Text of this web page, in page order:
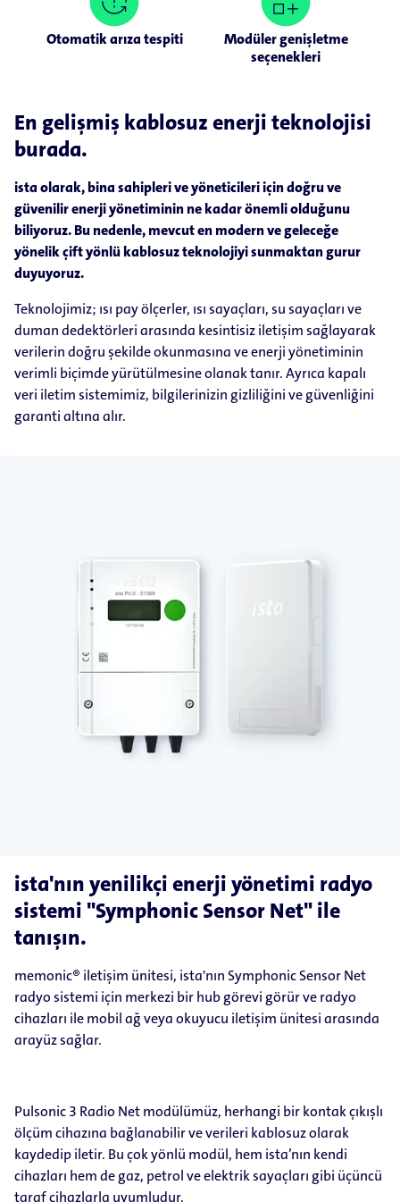
Otomatik arıza tespiti
Modüler genişletme
seçenekleri
En gelişmiş kablosuz enerji teknolojisi
burada.
ista olarak, bina sahipleri ve yöneticileri için doğru ve
güvenilir enerji yönetiminin ne kadar önemli olduğunu
biliyoruz. Bu nedenle, mevcut en modern ve geleceğe
yönelik çift yönlü kablosuz teknolojiyi sunmaktan gurur
duyuyoruz.
Teknolojimiz; ısı pay ölçerler, ısı sayaçları, su sayaçları ve
duman dedektörleri arasında kesintisiz iletişim sağlayarak
verilerin doğru şekilde okunmasına ve enerji yönetiminin
verimli biçimde yürütülmesine olanak tanır. Ayrıca kapalı
veri iletim sistemimiz, bilgilerinizin gizliliğini ve güvenliğini
garanti altına alır.
ista'nın yenilikçi enerji yönetimi radyo
sistemi "Symphonic Sensor Net" ile
tanışın.
memonic® iletişim ünitesi, ista'nın Symphonic Sensor Net
radyo sistemi için merkezi bir hub görevi görür ve radyo
cihazları ile mobil ağ veya okuyucu iletişim ünitesi arasında
arayüz sağlar.
Pulsonic 3 Radio Net modülümüz, herhangi bir kontak çıkışlı
ölçüm cihazına bağlanabilir ve verileri kablosuz olarak
kaydedip iletir. Bu çok yönlü modül, hem ista’nın kendi
cihazları hem de gaz, petrol ve elektrik sayaçları gibi üçüncü
taraf cihazlarla uyumludur.